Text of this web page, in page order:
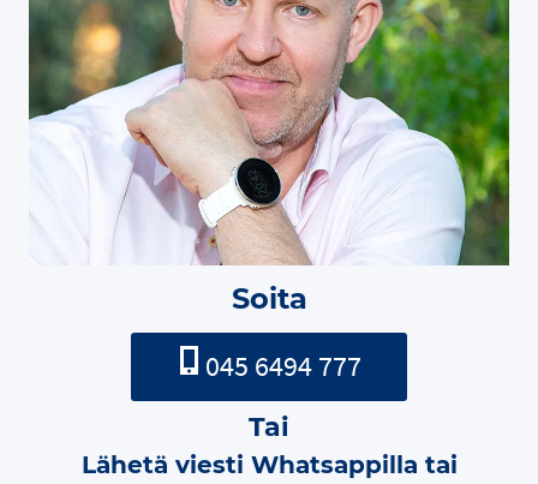
Soita
045 6494 777
Tai
Lähetä viesti Whatsappilla tai